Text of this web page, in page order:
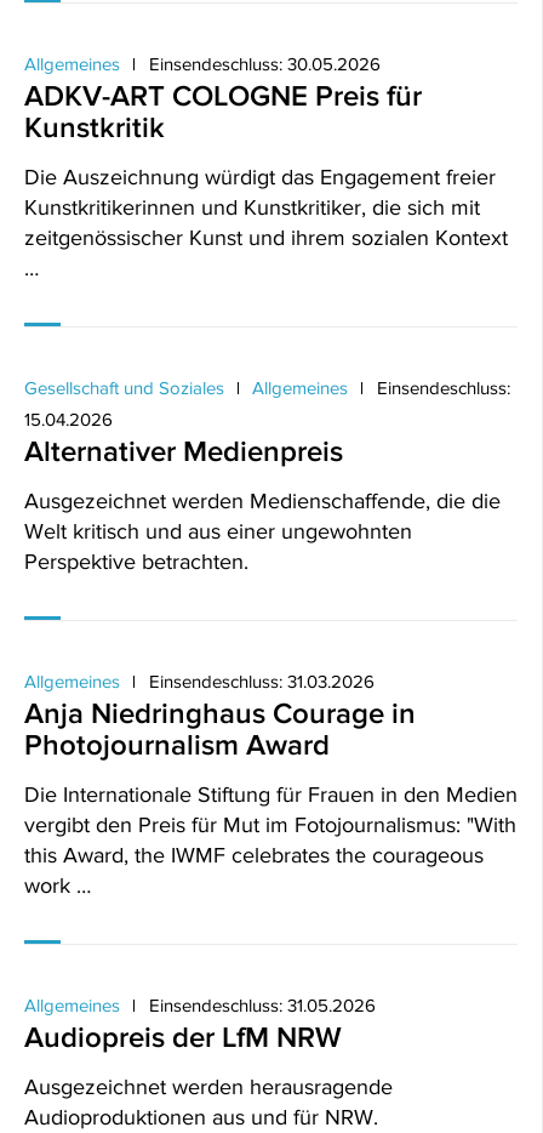
Allgemeines Einsendeschluss: 30.05.2026
ADKV-ART COLOGNE Preis für
Kunstkritik
Die Auszeichnung würdigt das Engagement freier
Kunstkritikerinnen und Kunstkritiker, die sich mit
zeitgenössischer Kunst und ihrem sozialen Kontext
…
Gesellschaft und Soziales Allgemeines
Einsendeschluss:
15.04.2026
Alternativer Medienpreis
Ausgezeichnet werden Medienschaffende, die die
Welt kritisch und aus einer ungewohnten
Perspektive betrachten.
Allgemeines Einsendeschluss: 31.03.2026
Anja Niedringhaus Courage in
Photojournalism Award
Die Internationale Stiftung für Frauen in den Medien
vergibt den Preis für Mut im Fotojournalismus: "With
this Award, the IWMF celebrates the courageous
work …
Allgemeines Einsendeschluss: 31.05.2026
Audiopreis der LfM NRW
Ausgezeichnet werden herausragende
Audioproduktionen aus und für NRW.